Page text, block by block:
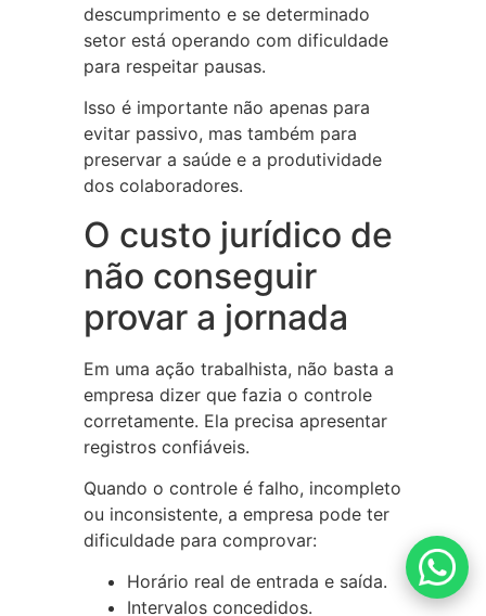
descumprimento e se determinado
setor está operando com dificuldade
para respeitar pausas.
Isso é importante não apenas para
evitar passivo, mas também para
preservar a saúde e a produtividade
dos colaboradores.
O custo jurídico de
não conseguir
provar a jornada
Em uma ação trabalhista, não basta a
empresa dizer que fazia o controle
corretamente. Ela precisa apresentar
registros confiáveis.
Quando o controle é falho, incompleto
ou inconsistente, a empresa pode ter
dificuldade para comprovar:
Horário real de entrada e saída.
Intervalos concedidos.